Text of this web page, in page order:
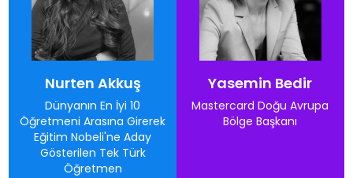
Nurten Akkuş
Dünyanın En İyi 10
Öğretmeni Arasına Girerek
Eğitim Nobeli'ne Aday
Gösterilen Tek Türk
Öğretmen
Yasemin Bedir
Mastercard Doğu Avrupa
Bölge Başkanı